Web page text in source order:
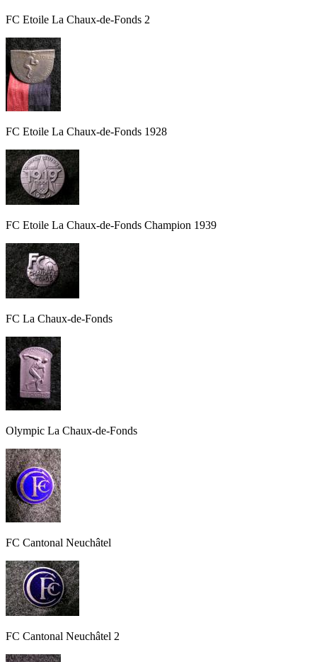
FC Etoile La Chaux-de-Fonds 2
FC Etoile La Chaux-de-Fonds 1928
FC Etoile La Chaux-de-Fonds Champion 1939
FC La Chaux-de-Fonds
Olympic La Chaux-de-Fonds
FC Cantonal Neuchâtel
FC Cantonal Neuchâtel 2